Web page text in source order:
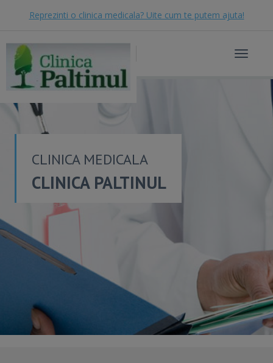
Reprezinti o clinica medicala? Uite cum te putem ajuta!
Toggle
CLINICA MEDICALA
CLINICA PALTINUL